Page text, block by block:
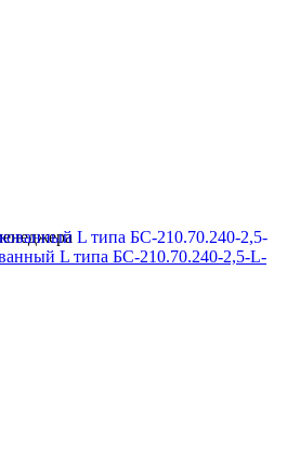
L типа БС-210.70.240-2,5-L-